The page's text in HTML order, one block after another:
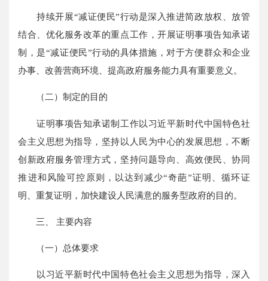
持续开展“减证便民”行动是深入推进简政放权、放管
结合、优化服务改革的重点工作，开展证明事项告知承诺
制，是“减证便民”行动的具体措施，对于方便群众和企业
办事、改善营商环境、提高政府服务能力具有重要意义。
（二）制定的目的
证明事项告知承诺制工作以习近平新时代中国特色社
会主义思想为指导，坚持以人民为中心的发展思想，不断
创新政府服务管理方式，坚持问题导向、高效便民、协同
推进和风险可控原则，以达到减少“奇葩”证明、循环证
明、重复证明，加快建设人民满意的服务型政府的目的。
三、 主要内容
（一）总体要求
以习近平新时代中国特色社会主义思想为指导，深入